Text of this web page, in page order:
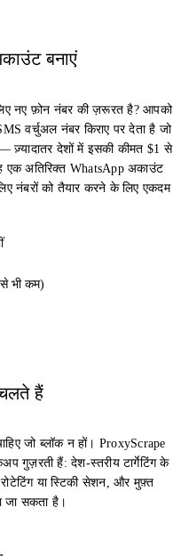
बनाएं
नए फ़ोन नंबर की ज़रूरत है? आपको
वर्चुअल नंबर किराए पर देता है जो
ज़्यादातर देशों में इसकी कीमत $1 से
अतिरिक्त WhatsApp अकाउंट
नंबरों को तैयार करने के लिए एकदम
भी कम)
हैं
जो ब्लॉक न हों। ProxyScrape
गुज़रती हैं: देश-स्तरीय टार्गेटिंग के
या स्टिकी सेशन, और मुफ़्त
जा सकता है।